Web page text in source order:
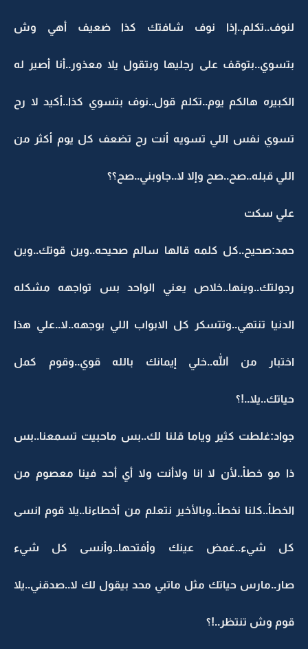
لنوف..تكلم..إذا نوف شافتك كذا ضعيف أهي وش
بتسوي..بتوقف على رجليها وبتقول يلا معذور..أنا أصير له
الكبيره هالكم يوم..تكلم قول..نوف بتسوي كذا..أكيد لا رح
تسوي نفس اللي تسويه أنت رح تضعف كل يوم أكثر من
اللي قبله..صح..صح وإلا لا..جاوبني..صح؟؟
علي سكت
حمد:صحيح..كل كلمه قالها سالم صحيحه..وين قوتك..وين
رجولتك..وينها..خلاص يعني الواحد بس تواجهه مشكله
الدنيا تنتهي..وتتسكر كل الابواب اللي بوجهه..لا..علي هذا
اختبار من الله..خلي إيمانك بالله قوي..وقوم كمل
حياتك..يلا..!؟
جواد:غلطت كثير وياما قلنا لك..بس ماحبيت تسمعنا..بس
ذا مو خطأ..لأن لا انا ولاأنت ولا أي أحد فينا معصوم من
الخطأ..كلنا نخطأ..وبالأخير نتعلم من أخطاءنا..يلا قوم انسى
كل شيء..غمض عينك وأفتحها..وأنسى كل شيء
صار..مارس حياتك مثل ماتبي محد بيقول لك لا..صدقني..يلا
قوم وش تنتظر..!؟